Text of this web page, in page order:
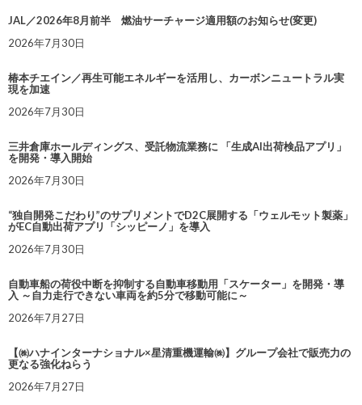
JAL／2026年8月前半 燃油サーチャージ適用額のお知らせ(変更)
2026年7月30日
椿本チエイン／再生可能エネルギーを活用し、カーボンニュートラル実
現を加速
2026年7月30日
三井倉庫ホールディングス、受託物流業務に 「生成AI出荷検品アプリ」
を開発・導入開始
2026年7月30日
“独自開発こだわり”のサプリメントでD2C展開する「ウェルモット製薬」
がEC自動出荷アプリ「シッピーノ」を導入
2026年7月30日
自動車船の荷役中断を抑制する自動車移動用「スケーター」を開発・導
入 ～自力走行できない車両を約5分で移動可能に～
2026年7月27日
【㈱ハナインターナショナル×星清重機運輸㈱】グループ会社で販売力の
更なる強化ねらう
2026年7月27日